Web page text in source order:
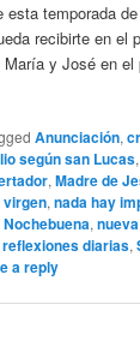
esta temporada
recibirte en el
y José en el
Anunciación,
según san Lucas
,Madre de
virgen,nada hay
Nochebuena,
reflexiones diarias,
a reply